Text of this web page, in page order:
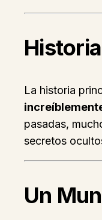
La historia
pasadas,
secretos
Un